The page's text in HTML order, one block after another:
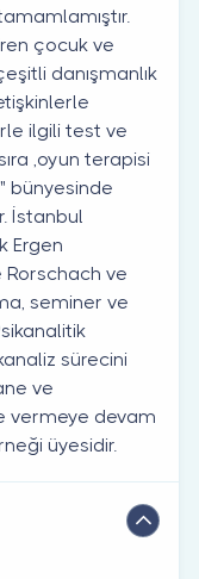
çocuk ve
danışmanlık
ilgili test ve
,oyun terapisi
bünyesinde
İstanbul
Ergen
Rorschach ve
seminer ve
sürecini
ve
vermeye devam
üyesidir.